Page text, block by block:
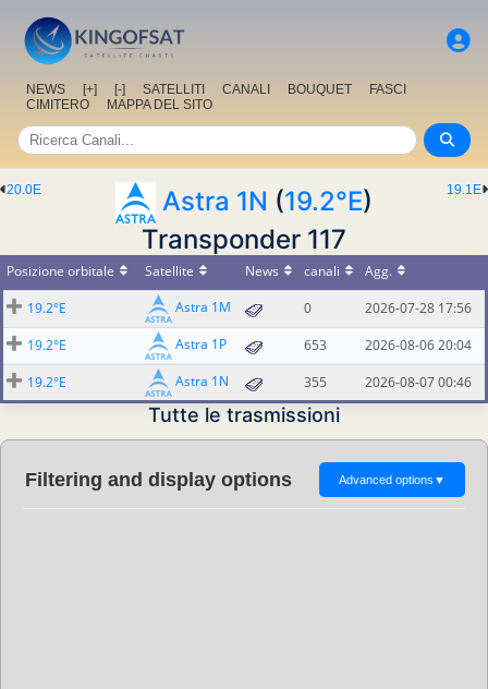
NEWS [+] [-] SATELLITI CANALI BOUQUET
FASCI
CIMITERO
MAPPA DEL SITO
19.1E
20.0E Astra 1N (19.2°E)
Transponder 117
Posizione orbitale Satellite News canali
Agg.
19.2°E
Astra 1M 0
2026-07-28 17:56
19.2°E
Astra 1P 653
2026-08-06 20:04
19.2°E
Astra 1N 355 2026-08-07 00:46
Tutte le trasmissioni
Filtering and display options Advanced options ▼